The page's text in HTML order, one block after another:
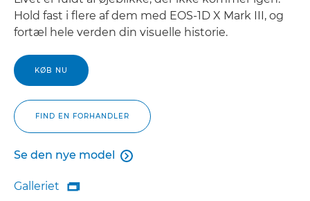
Hold fast i flere af dem med EOS-1D X Mark III, og
fortæl hele verden din visuelle historie.
KØB NU
FIND EN FORHANDLER
Se den nye model
Se den nye model

Galleriet
Galleriet
